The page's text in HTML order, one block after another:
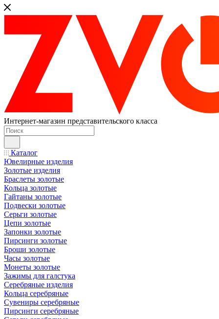
Интернет-магазин представительского класса
Каталог
Ювелирные изделия
Золотые изделия
Браслеты золотые
Кольца золотые
Гайтаны золотые
Подвески золотые
Серьги золотые
Цепи золотые
Запонки золотые
Пирсинги золотые
Броши золотые
Часы золотые
Монеты золотые
Зажимы для галстука
Серебряные изделия
Кольца серебряные
Сувениры серебряные
Пирсинги серебряные